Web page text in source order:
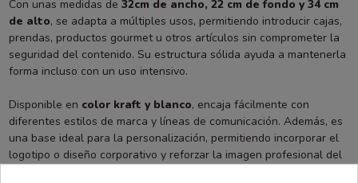
Con unas medidas de 32cm de ancho, 22 cm de fondo y 34 cm
de alto, se adapta a múltiples usos, permitiendo introducir cajas,
prendas, productos gourmet u otros artículos sin comprometer la
seguridad del contenido. Su estructura sólida ayuda a mantenerla
forma incluso con un uso intensivo.
Disponible en color kraft y blanco, encaja fácilmente con
diferentes estilos de marca y líneas de comunicación. Además, es
una base ideal para la personalización, permitiendo incorporar el
logotipo o diseño corporativo y reforzar la imagen profesional del